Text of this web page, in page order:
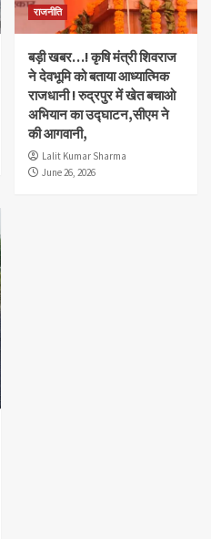
राजनीति
बड़ी खबर…! कृषि मंत्री शिवराज
ने देवभूमि को बताया आध्यात्मिक
राजधानी ! रुद्रपुर में खेत बचाओ
अभियान का उद्घाटन,सीएम ने
की आगवानी,
Lalit Kumar Sharma
June 26, 2026